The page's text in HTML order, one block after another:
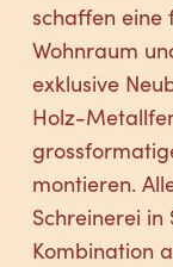
schaffen eine
Wohnraum
exklusive
Holz-
montieren.
Schreinerei
Kombination